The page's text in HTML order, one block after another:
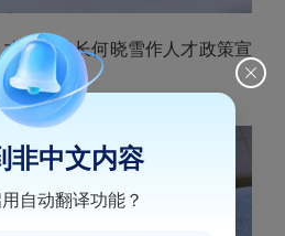
科副科长何晓雪作人才政策宣
非中文内容
自动翻译功能？